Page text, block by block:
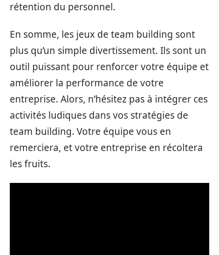
rétention du personnel.
En somme, les jeux de team building sont
plus qu’un simple divertissement. Ils sont un
outil puissant pour renforcer votre équipe et
améliorer la performance de votre
entreprise. Alors, n’hésitez pas à intégrer ces
activités ludiques dans vos stratégies de
team building. Votre équipe vous en
remerciera, et votre entreprise en récoltera
les fruits.